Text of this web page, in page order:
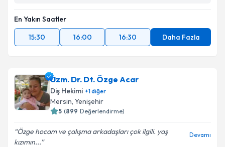
En Yakın Saatler
15:30
16:00 16:30 Daha Fazla
Uzm. Dr. Dt. Özge Acar
Diş Hekimi +1diğer
Mersin, Yenişehir
5 (899 Değerlendirme)
Özge hocam ve çalışma arkadaşları çok ilgili. yaş
kızımın...
Devamı